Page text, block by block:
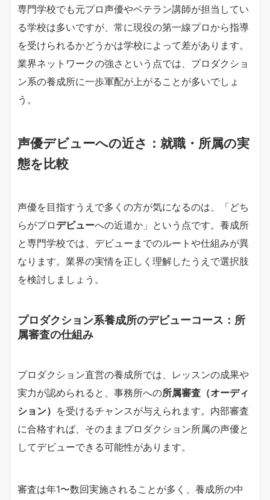
専門学校でも元プロ声優やベテラン講師が担当してい
る学校は多いですが、常に現役の第一線プロから指導
を受けられるかどうかは学校によって差があります。
業界ネットワークの強さという点では、プロダクショ
ン系の養成所に一歩軍配が上がることが多いでしょ
う。
声優デビューへの近さ：就職・所属の実
態を比較
声優を目指すうえで多くの方が気になるのは、「どち
らがプロ デビューへの近道か」という点です。養成所
と専門学校では、デビューまでのルートや仕組みが異
なります。業界の実情を正しく理解したうえで選択肢
を検討しましょう。
プロダクション系養成所のデビューコース：所
属審査の仕組み
プロダクション直営の養成所では、レッスンの成果や
実力が認められると、事務所への所属審査（オーディ
ション） を受けるチャンスが与えられます。内部審査
に合格すれば、そのままプロダクション所属の声優と
してデビューできる可能性があります。
審査は年1〜数回実施されることが多く、養成所の中